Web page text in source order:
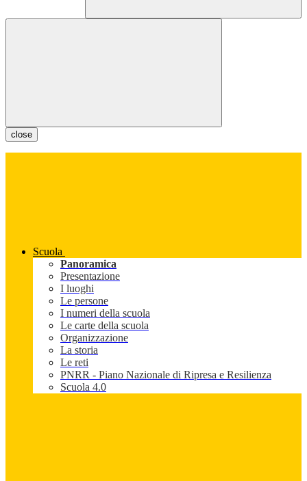
close
Scuola
Panoramica
Presentazione
I luoghi
Le persone
I numeri della scuola
Le carte della scuola
Organizzazione
La storia
Le reti
PNRR - Piano Nazionale di Ripresa e Resilienza
Scuola 4.0